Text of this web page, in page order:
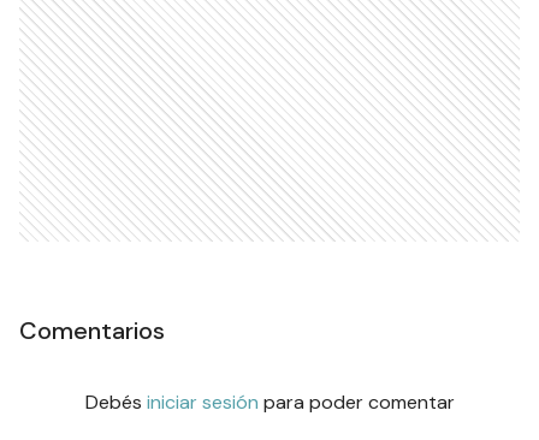
Comentarios
Debés iniciar sesión para poder comentar